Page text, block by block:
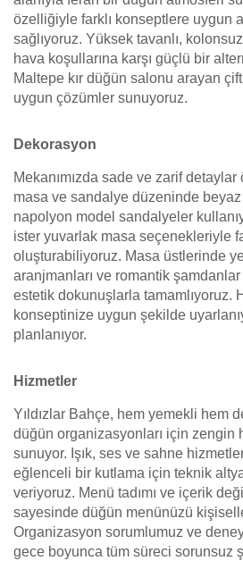
özelliğiyle farklı konseptlere uygun
sağlıyoruz. Yüksek tavanlı,
hava koşullarına karşı güçlü bir
Maltepe kır düğün salonu arayan
uygun çözümler sunuyoruz.
Dekorasyon
Mekanımızda sade ve zarif
masa ve sandalye düzeninde
napolyon model sandalyeler
ister yuvarlak masa seçenekleriyle
oluşturabiliyoruz. Masa üstlerinde
aranjmanları ve romantik
estetik dokunuşlarla tamamlıyoruz.
konseptinize uygun şekilde
planlanıyor.
Hizmetler
Yıldızlar Bahçe, hem yemekli hem
düğün organizasyonları için zengin
sunuyor. Işık, ses ve sahne
eğlenceli bir kutlama için teknik
veriyoruz. Menü tadımı ve içerik
sayesinde düğün menünüzü
Organizasyon sorumlumuz ve
gece boyunca tüm süreci sorunsuz